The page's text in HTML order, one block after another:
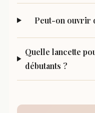
Peut-on ouvrir
Quelle lancette
débutants ?